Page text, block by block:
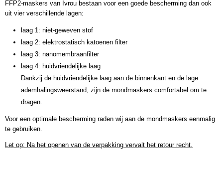
FFP2-maskers van Ivrou bestaan voor een goede bescherming dan ook
uit vier verschillende lagen:
laag 1: niet-geweven stof
laag 2: elektrostatisch katoenen filter
laag 3: nanomembraanfilter
laag 4: huidvriendelijke laag
Dankzij de huidvriendelijke laag aan de binnenkant en de lage
ademhalingsweerstand, zijn de mondmaskers comfortabel om te
dragen.
Voor een optimale bescherming raden wij aan de mondmaskers eenmalig
te gebruiken.
Let op: Na het openen van de verpakking vervalt het retour recht.